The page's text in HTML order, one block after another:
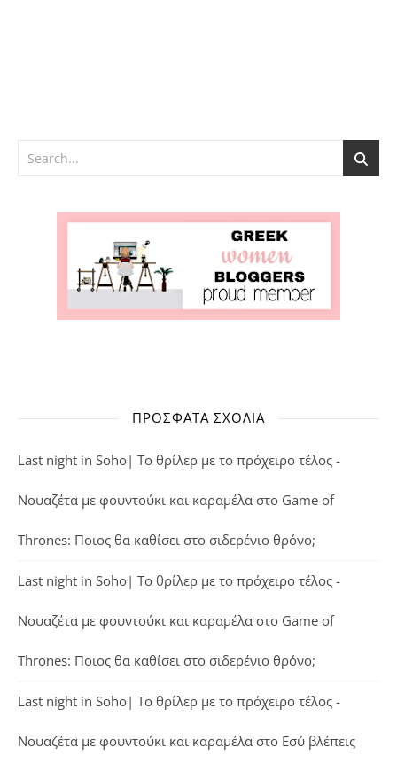
ΠΡΌΣΦΑΤΑ ΣΧΌΛΙΑ
Last night in Soho| Το θρίλερ με το πρόχειρο τέλος -
Νουαζέτα με φουντούκι και καραμέλα στο Game of
Thrones: Ποιος θα καθίσει στο σιδερένιο θρόνο;
Last night in Soho| Το θρίλερ με το πρόχειρο τέλος -
Νουαζέτα με φουντούκι και καραμέλα στο Game of
Thrones: Ποιος θα καθίσει στο σιδερένιο θρόνο;
Last night in Soho| Το θρίλερ με το πρόχειρο τέλος -
Νουαζέτα με φουντούκι και καραμέλα στο Εσύ βλέπεις